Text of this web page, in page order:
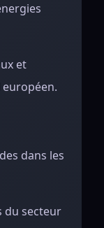
et
dans les
du secteur